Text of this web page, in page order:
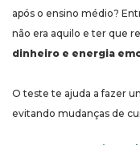
após o ensino médio?
não era aquilo e ter que
dinheiro e energia
O teste te ajuda a fazer
evitando mudanças de